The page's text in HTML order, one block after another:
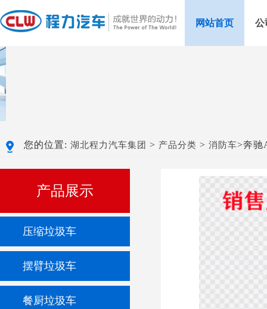
网站首页 公
您的位置: 湖北程力汽车集团 > 产品分类 > 消防车>奔驰
产品展示
压缩垃圾车
摆臂垃圾车
餐厨垃圾车